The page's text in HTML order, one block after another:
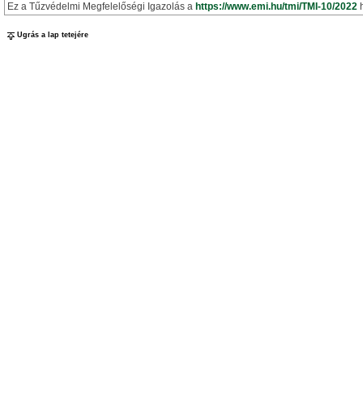
Ez a Tűzvédelmi Megfelelőségi Igazolás a https://www.emi.hu/tmi/TMI-10/2022
Ugrás a lap tetejére